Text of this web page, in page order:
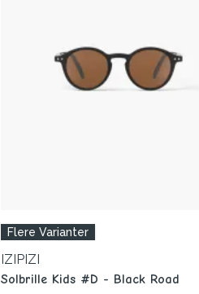
Flere Varianter
IZIPIZI
Solbrille Kids #D - Black Road